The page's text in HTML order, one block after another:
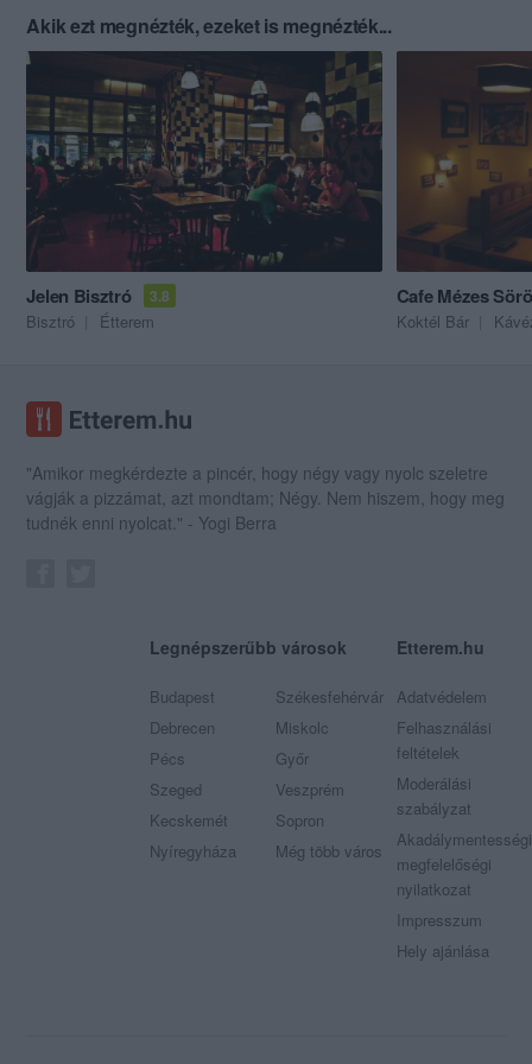
Akik ezt megnézték, ezeket is megnézték...
Jelen Bisztró 3.8
Bisztró Étterem
Cafe Mézes
Koktél Bár
"Amikor megkérdezte a pincér, hogy négy vagy nyolc szeletre
vágják a pizzámat, azt mondtam; Négy. Nem hiszem, hogy meg
tudnék enni nyolcat." - Yogi Berra
Legnépszerűbb városok
Budapest
Debrecen
Pécs
Szeged
Kecskemét
Nyíregyháza
Székesfehérvár
Miskolc
Győr
Veszprém
Sopron
Még több város
Etterem.hu
Adatvédelem
Felhasználási
feltételek
Moderálási
szabályzat
Akadálymentességi
megfelelőségi
nyilatkozat
Impresszum
Hely ajánlása